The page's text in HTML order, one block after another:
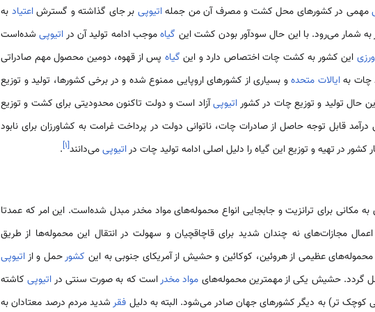
مهمی در کشورهای محل کشت و مصرف آن من جملهاتیوپی بر جای گذاشته و گسترشاعتیاد به
شمار می‌رود. با این حال سودآور بودن کشت این گیاهموجب ادامه تولید آن دراتیوپیشده‌است
این کشور به کشت چات اختصاص دارد و این گیاه پس از قهوه، دومین محصول مهم صادراتی
چات بهایالات متحدهو بسیاری از کشورهای اروپایی ممنوع شده و در برخی کشورها، تولید و توزیع
حال تولید و توزیع چات در کشوراتیوپیآزاد است و دولت تاکنون محدودیتی برای کشت و توزیع
درآمد قابل توجه حاصل از صادرات چات، ناتوانی دولت در پرداخت غرامت به کشاورزان برای نابود
در تهیه و توزیع این گیاه را دلیل اصلی ادامه تولید چات دراتیوپیمی‌دانند[۱]
.
مکانی برای ترانزیت و جابجایی انواع محموله‌های مواد مخدر مبدل شده‌است. این امر که عمدتا
مجازات‌های نه چندان شدید برای قاچاقچیان و سهولت در انتقال این محموله‌ها از طریق
عظیمی از هروئین، کوکائین و حشیش از آمریکای جنوبی به این کشورحمل و ازاتیوپی
گردد. حشیش یکی از مهمترین محموله‌های مواد مخدراست که به صورت سنتی دراتیوپیکاشته
کوچک تر) به دیگر کشورهای جهان صادر می‌شود. البته به دلیل فقرشدید مردم درصد معتادان به